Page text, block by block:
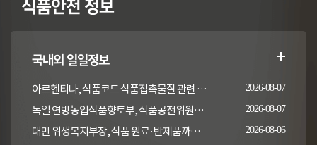
식품안전 정보
국내외 일일정보
아르헨티나, 식품코드 식품접촉물질 관련 일부 조항 개정 2026-08-07
독일 연방농업식품향토부, 식품공전위원회의 갑각류 및 연체류 지침 개정 채택 고시 2026-08-07
대만 위생복지부장, 식품 원료·반제품까지 이상 통보 의무 확대 추진 2026-08-06